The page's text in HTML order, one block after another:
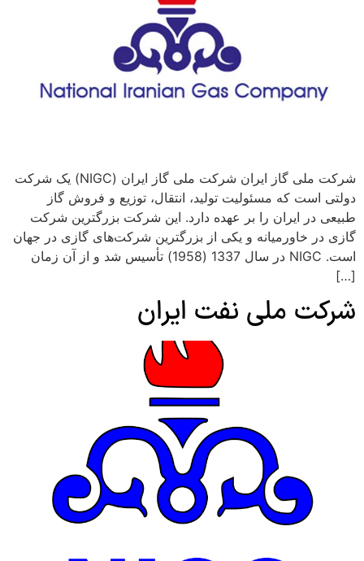
شرکت ملی گاز ایران شرکت ملی گاز ایران (NIGC) یک شرکت
دولتی است که مسئولیت تولید، انتقال، توزیع و فروش گاز
طبیعی در ایران را بر عهده دارد. این شرکت بزرگترین شرکت
گازی در خاورمیانه و یکی از بزرگترین شرکت‌های گازی در جهان
است. NIGC در سال 1337 (1958) تأسیس شد و از آن زمان
[…]
شرکت ملی نفت ایران